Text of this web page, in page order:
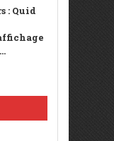
: Quid